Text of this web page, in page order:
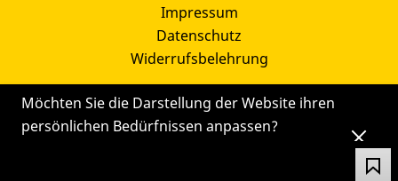
Möchten Sie die Darstellung der Website ihren
persönlichen Bedürfnissen anpassen?
Impressum
Datenschutz
Widerrufsbelehrung